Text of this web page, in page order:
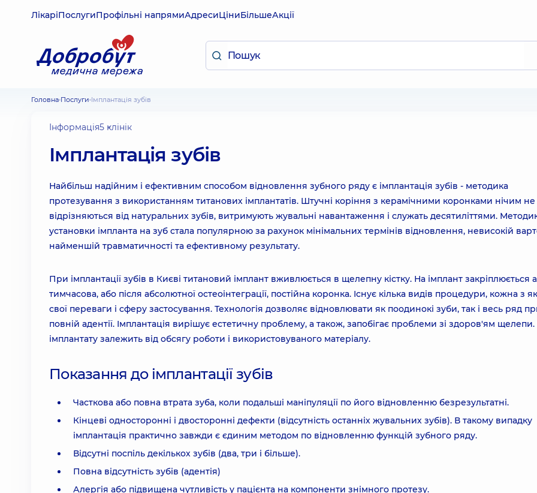
ЛікаріПослугиПрофільні напрямиАдресиЦіниБільшеАкції
Головна Послуги Імплантація зубів
Інформація5 клінік
Імплантація зубів
Найбільш надійним і ефективним способом відновлення зубного ряду є імплантація зубів - методика
протезування з використанням титанових імплантатів. Штучні коріння з керамічними коронками нічим не
відрізняються від натуральних зубів, витримують жувальні навантаження і служать десятиліттями.
установки імпланта на зуб стала популярною за рахунок мінімальних термінів відновлення, невисокій
найменшій травматичності та ефективному результату.
При імплантації зубів в Києві титановий імплант вживлюється в щелепну кістку. На імплант закріплюється
тимчасова, або після абсолютної остеоінтеграції, постійна коронка. Існує кілька видів процедури, кожна з
свої переваги і сферу застосування. Технологія дозволяє відновлювати як поодинокі зуби, так і весь ряд
повній адентії. Імплантація вирішує естетичну проблему, а також, запобігає проблеми зі здоров'ям щелепи.
імплантату залежить від обсягу роботи і використовуваного матеріалу.
Показання до імплантації зубів
Часткова або повна втрата зуба, коли подальші маніпуляції по його відновленню безрезультатні.
Кінцеві односторонні і двосторонні дефекти (відсутність останніх жувальних зубів). В такому випадку
імплантація практично завжди є єдиним методом по відновленню функцій зубного ряду.
Відсутні поспіль декількох зубів (два, три і більше).
Повна відсутність зубів (адентія)
Алергія або підвищена чутливість у пацієнта на компоненти знімного протезу.